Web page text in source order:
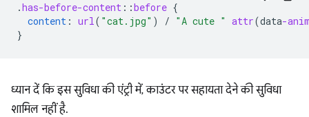
.has-before-content ::before {
content : url( "cat.jpg" ) / "A cute " attr(data-
}
ध्यान दें कि इस सुविधा की एंट्री में, काउंटर पर सहायता देने की सुविधा
शामिल नहीं है.